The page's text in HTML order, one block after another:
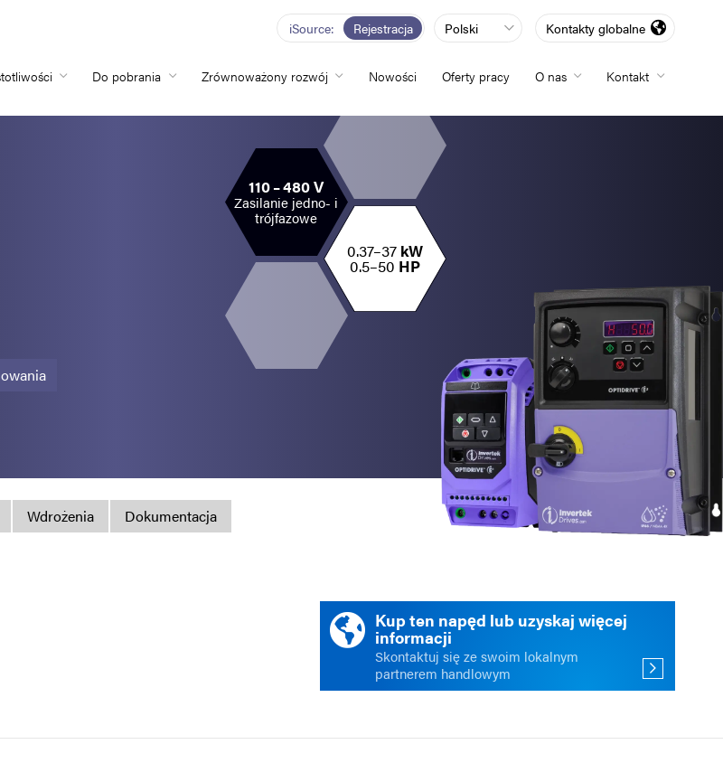
iSource Rejestracja Polski Kontakty globalne
Do pobrania Zrównoważony rozwój Nowości Oferty pracy O nas Kontakt
110 – 480 V
Zasilanie jedno- i
trójfazowe
0.37–37 kW
0.5–50 HP
Wdrożenia Dokumentacja
Kup ten napęd lub uzyskaj więcej
informacji
Skontaktuj się ze swoim lokalnym
partnerem handlowym
Przemienniki częstotliwości
Do pobrania
Zrównoważony rozwój
Nowości
Oferty pracy
O nas
iSource